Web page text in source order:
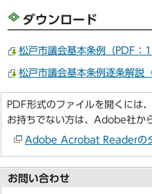
ダウンロード
松戸市議会基本条例（PDF：
松戸市議会基本条例逐条解説
PDF形式のファイルを開くに
お持ちでない方は、Adobe社か
Adobe Acrobat Readerのダ
お問い合わせ